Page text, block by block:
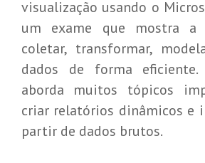
visualização usando o
um exame que mostra a
coletar, transformar,
dados de forma eficiente.
aborda muitos tópicos
criar relatórios dinâmicos e
partir de dados brutos.